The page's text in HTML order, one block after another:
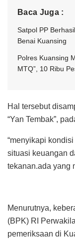
Baca Juga :
Satpol PP
Benai Kuansing
Polres Kuansing
MTQ”, 10 Ribu
Hal tersebut
“Yan Tembak”,
“menyikapi
situasi keuangan
tekanan.ada yang
Menurutnya,
(BPK) RI
pemeriksaan di